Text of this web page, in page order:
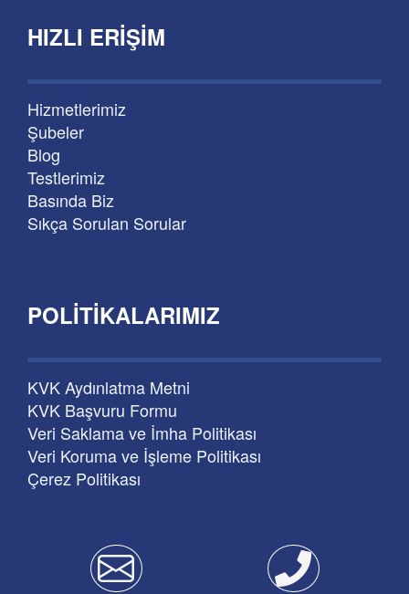
HIZLI ERIŞIM
Hizmetlerimiz
Şubeler
Blog
Testlerimiz
Basında Biz
Sıkça Sorulan Sorular
POLITIKALARIMIZ
KVK Aydınlatma Metni
KVK Başvuru Formu
Veri Saklama ve İmha Politikası
Veri Koruma ve İşleme Politikası
Çerez Politikası